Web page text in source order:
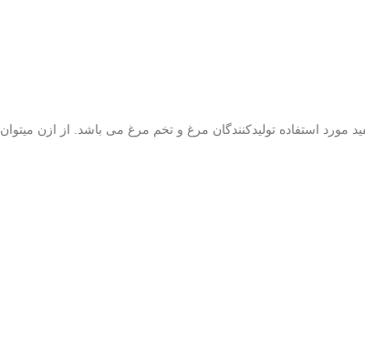
مورد استفاده تولیدکنندگان مرغ و تخم مرغ می باشد. از ازن میتوان